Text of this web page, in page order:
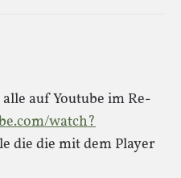
auf Youtube im Re-
watch?
die die mit dem Player